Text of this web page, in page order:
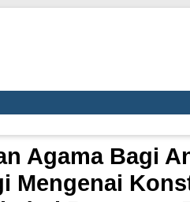
Agama Bagi
Mengenai